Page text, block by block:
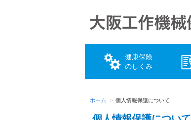
健康保険
のしくみ
ホーム 個人情報保護について